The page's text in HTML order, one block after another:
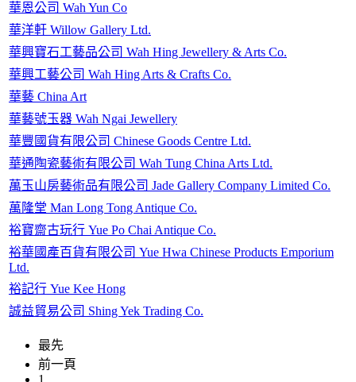
華恩公司 Wah Yun Co
華洋軒 Willow Gallery Ltd.
華興寶石工藝品公司 Wah Hing Jewellery & Arts Co.
華興工藝公司 Wah Hing Arts & Crafts Co.
華藝 China Art
華藝號玉器 Wah Ngai Jewellery
華豐國貨有限公司 Chinese Goods Centre Ltd.
華通陶瓷藝術有限公司 Wah Tung China Arts Ltd.
萬玉山房藝術品有限公司 Jade Gallery Company Limited Co.
萬隆堂 Man Long Tong Antique Co.
裕寶齋古玩行 Yue Po Chai Antique Co.
裕華國產百貨有限公司 Yue Hwa Chinese Products Emporium
Ltd.
裕記行 Yue Kee Hong
誠益貿易公司 Shing Yek Trading Co.
最先
前一頁